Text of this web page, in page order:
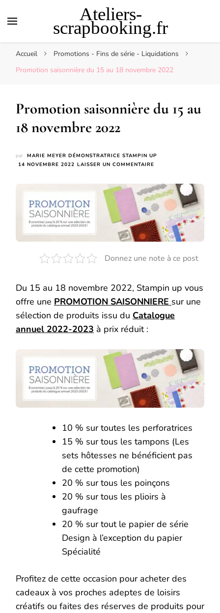
Ateliers-
scrapbooking.fr
Accueil
Promotions - Fins de série - Liquidations
Promotion saisonnière du 15 au 18 novembre 2022
Promotion saisonnière du 15 au
18 novembre 2022
par
MARIE MEYER DÉMONSTRATRICE STAMPIN UP
14 NOVEMBRE 2022 LAISSER UN COMMENTAIRE
DU
15
AU
18
NOVEMBRE
2022
Donnez une note à ce post
Du 15 au 18 novembre 2022, Stampin up vous
offre une PROMOTION SAISONNIERE sur une
sélection de produits issu du Catalogue
annuel 2022-2023 à prix réduit :
10 % sur toutes les perforatrices
15 % sur tous les tampons (Les
sets hôtesses ne bénéficient pas
de cette promotion)
20 % sur tous les poinçons
20 % sur tous les plioirs à
gaufrage
20 % sur tout le papier de série
Design à l’exception du papier
Spécialité
Profitez de cette occasion pour acheter des
cadeaux à vos proches adeptes de loisirs
créatifs ou faites des réserves de produits pour